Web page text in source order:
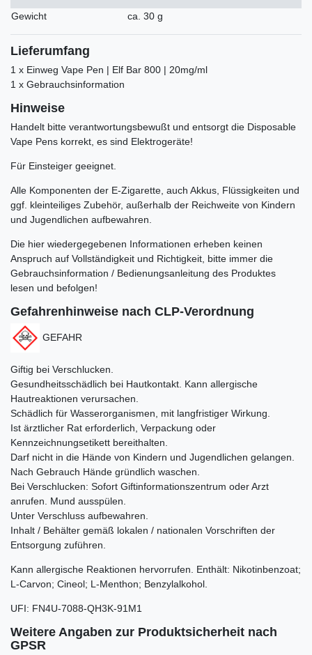
Gewicht ca. 30 g
Lieferumfang
1 x Einweg Vape Pen | Elf Bar 800 | 20mg/ml
1 x Gebrauchsinformation
Hinweise
Handelt bitte verantwortungsbewußt und entsorgt die Disposable
Vape Pens korrekt, es sind Elektrogeräte!
Für Einsteiger geeignet.
Alle Komponenten der E-Zigarette, auch Akkus, Flüssigkeiten und
ggf. kleinteiliges Zubehör, außerhalb der Reichweite von Kindern
und Jugendlichen aufbewahren.
Die hier wiedergegebenen Informationen erheben keinen
Anspruch auf Vollständigkeit und Richtigkeit, bitte immer die
Gebrauchsinformation / Bedienungsanleitung des Produktes
lesen und befolgen!
Gefahrenhinweise nach CLP-Verordnung
GEFAHR
Giftig bei Verschlucken.
Gesundheitsschädlich bei Hautkontakt. Kann allergische
Hautreaktionen verursachen.
Schädlich für Wasserorganismen, mit langfristiger Wirkung.
Ist ärztlicher Rat erforderlich, Verpackung oder
Kennzeichnungsetikett bereithalten.
Darf nicht in die Hände von Kindern und Jugendlichen gelangen.
Nach Gebrauch Hände gründlich waschen.
Bei Verschlucken: Sofort Giftinformationszentrum oder Arzt
anrufen. Mund ausspülen.
Unter Verschluss aufbewahren.
Inhalt / Behälter gemäß lokalen / nationalen Vorschriften der
Entsorgung zuführen.
Kann allergische Reaktionen hervorrufen. Enthält: Nikotinbenzoat;
L-Carvon; Cineol; L-Menthon; Benzylalkohol.
UFI: FN4U-7088-QH3K-91M1
Weitere Angaben zur Produktsicherheit nach
GPSR